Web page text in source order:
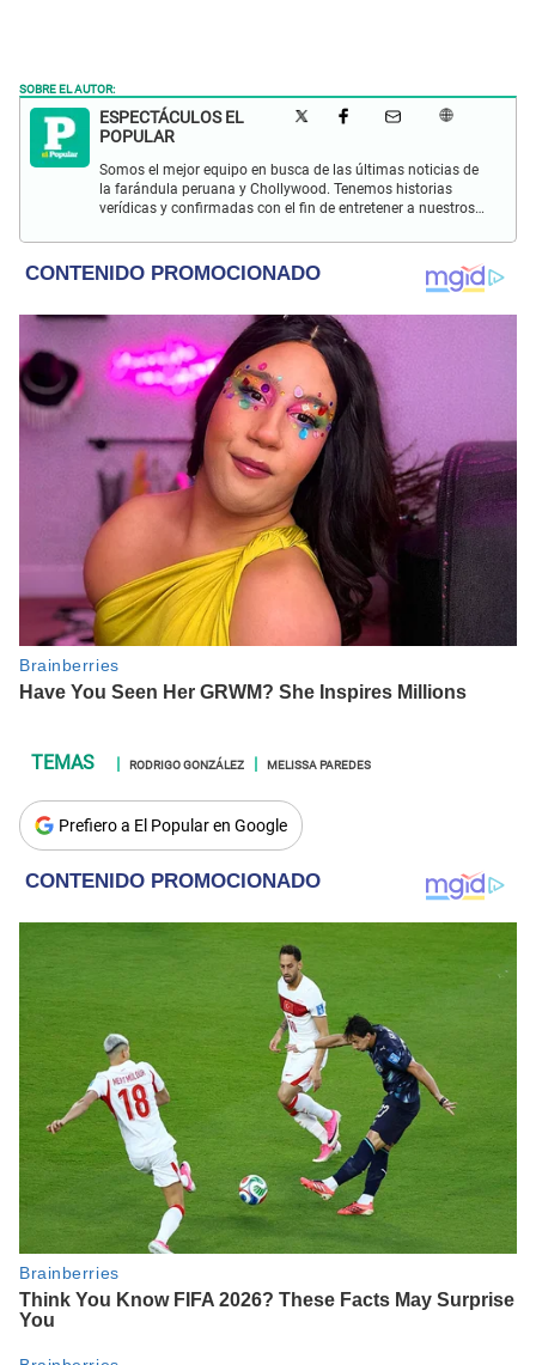
SOBRE EL AUTOR:
ESPECTÁCULOS EL
POPULAR
Somos el mejor equipo en busca de las últimas noticias de
la farándula peruana y Chollywood. Tenemos historias
verídicas y confirmadas con el fin de entretener a nuestros
RODRIGO GONZÁLEZ MELISSA PAREDES
Prefiero a El Popular en Google